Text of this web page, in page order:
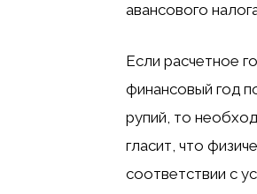
авансового
Если расчетное
финансовый год
рупий, то
гласит, что
соответствии с